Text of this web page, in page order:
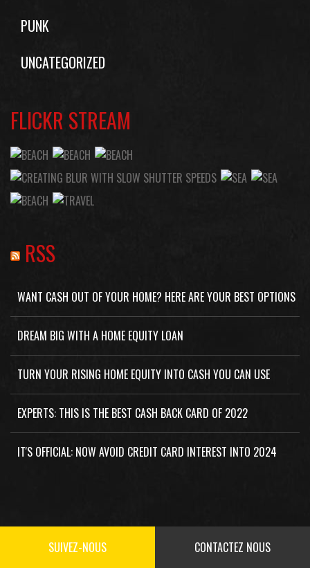
PUNK
UNCATEGORIZED
FLICKR STREAM
RSS
WANT CASH OUT OF YOUR HOME? HERE ARE YOUR BEST OPTIONS
DREAM BIG WITH A HOME EQUITY LOAN
TURN YOUR RISING HOME EQUITY INTO CASH YOU CAN USE
EXPERTS: THIS IS THE BEST CASH BACK CARD OF 2022
IT'S OFFICIAL: NOW AVOID CREDIT CARD INTEREST INTO 2024
SUIVEZ-NOUS CONTACTEZ NOUS